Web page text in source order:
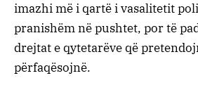
imazhi më i qartë i vasalitetit
pranishëm në pushtet, por të
drejtat e qytetarëve që
përfaqësojnë.